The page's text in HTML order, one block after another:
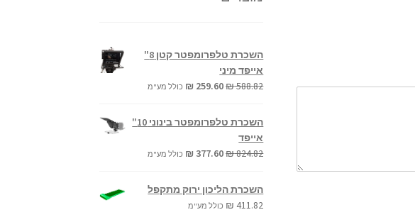
השכרת טלפרומפטר קטן 8"
אייפד מיני
₪588.82
המחיר
היה:
₪ 259.60
המחיר
כולל מע"מ
השכרת טלפרומפטר בינוני 10"
אייפד
₪824.82
המחיר
היה:
₪ 824.82.
₪ 377.60
המחיר
₪ 377.60.
כולל מע"מ
השכרת הליכון ירוק מתקפל
₪ 411.82 כולל מע"מ